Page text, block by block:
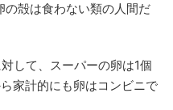
殻は食わない類の人間だ
して、スーパーの卵は1個
家計的にも卵はコンビニで